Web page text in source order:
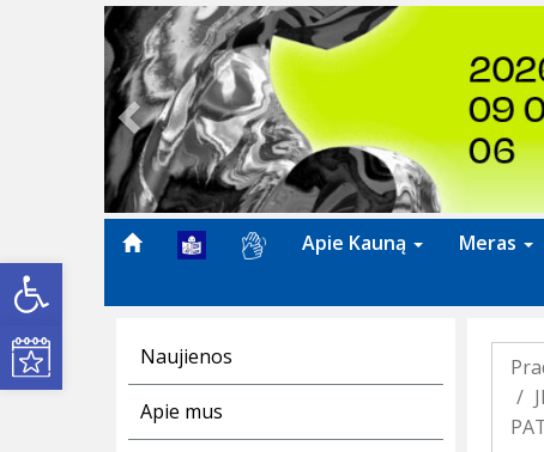
Open toolbar
Kultūros renginiai
Previous
Apie Kauną Meras
Naujienos
Apie mus